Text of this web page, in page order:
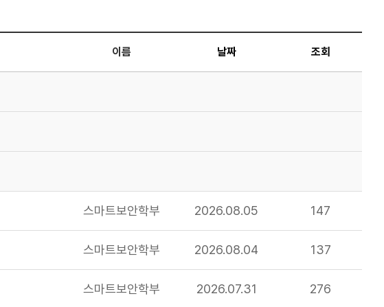
이름 날짜 조회
스마트보안학부 2026.08.05 147
스마트보안학부 2026.08.04 137
스마트보안학부 2026.07.31 276